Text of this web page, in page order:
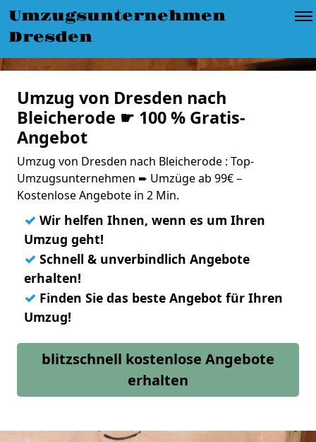
Umzugsunternehmen
Dresden
Umzug von Dresden nach
Bleicherode ☛ 100 % Gratis-
Angebot
Umzug von Dresden nach Bleicherode : Top-
Umzugsunternehmen ➨ Umzüge ab 99€ –
Kostenlose Angebote in 2 Min.
✓ Wir helfen Ihnen, wenn es um Ihren
Umzug geht!
✓ Schnell & unverbindlich Angebote
erhalten!
✓ Finden Sie das beste Angebot für Ihren
Umzug!
blitzschnell kostenlose Angebote
erhalten